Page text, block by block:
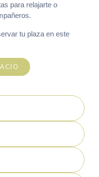
para relajarte o
tu plaza en este